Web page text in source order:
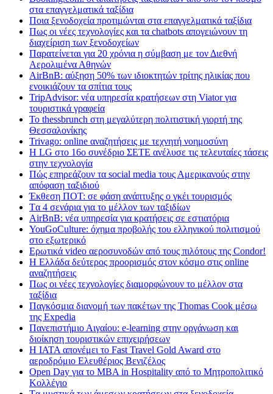
στα επαγγελματικά ταξίδια
Ποια ξενοδοχεία προτιμώνται στα επαγγελματικά ταξίδια
Πως οι νέες τεχνολογίες και τα chatbots απογειώνουν τη
διαχείριση των ξενοδοχείων
Παρατείνεται για 20 χρόνια η σύμβαση με τον Διεθνή
Αερολιμένα Αθηνών
AirBnB: αύξηση 50% των ιδιοκτητών τρίτης ηλικίας που
ενοικιάζουν τα σπίτια τους
TripAdvisor: νέα υπηρεσία κρατήσεων στη Viator για
τουριστικά γραφεία
Το thessbrunch στη μεγαλύτερη πολιτιστική γιορτή της
Θεσσαλονίκης
Trivago: online αναζητήσεις με τεχνητή νοημοσύνη
H LG στο 16ο συνέδριο ΣΕΤΕ ανέλυσε τις τελευταίες τάσεις
στην τεχνολογία
Πώς επηρεάζουν τα social media τους Αμερικανούς στην
απόφαση ταξιδιού
Έκθεση ΠΟΤ: σε φάση ανάπτυξης ο γκέι τουρισμός
Tα 4 σενάρια για το μέλλον των ταξιδίων
AirBnB: νέα υπηρεσία για κρατήσεις σε εστιατόρια
YouGoCulture: όχημα προβολής του ελληνικού πολιτισμού
στο εξωτερικό
Eρωτικά video αεροσυνοδών από τους πιλότους της Condor!
Η Ελλάδα δεύτερος προορισμός στον κόσμο στις online
αναζητήσεις
Πως οι νέες τεχνολογίες διαμορφώνουν το μέλλον στα
ταξίδια
Παγκόσμια διανομή των πακέτων της Thomas Cook μέσω
της Expedia
Πανεπιστήμιο Αιγαίου: e-learning στην οργάνωση και
διοίκηση τουριστικών επιχειρήσεων
Η IATA απονέμει το Fast Travel Gold Award στο
αεροδρόμιο Ελευθέριος Βενιζέλος
Open Day για το MBA in Hospitality από το Μητροπολιτικό
Κολλέγιο